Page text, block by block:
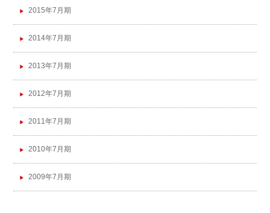
2015年7月期
2014年7月期
2013年7月期
2012年7月期
2011年7月期
2010年7月期
2009年7月期